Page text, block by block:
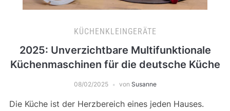
KÜCHENKLEINGERÄTE
2025: Unverzichtbare Multifunktionale
Küchenmaschinen für die deutsche Küche
08/02/2025 von Susanne
Die Küche ist der Herzbereich eines jeden Hauses.